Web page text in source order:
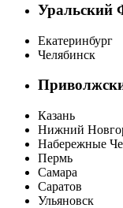
Уральский
Екатеринбург
Челябинск
Казань
Нижний
Набережные
Пермь
Самара
Саратов
Ульяновск